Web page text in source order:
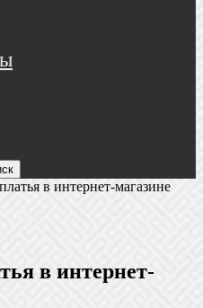
в интернет-магазине
в интернет-